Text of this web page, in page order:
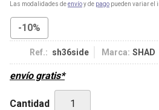
Las modalidades deenvíoy de pago pueden variar el
-10%
Ref.: sh36side Marca: SHAD
envío gratis*
Cantidad